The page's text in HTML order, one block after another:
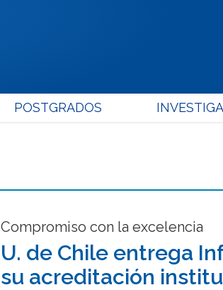
POSTGRADOS
Compromiso con la excelencia
U. de Chile entrega
su acreditación